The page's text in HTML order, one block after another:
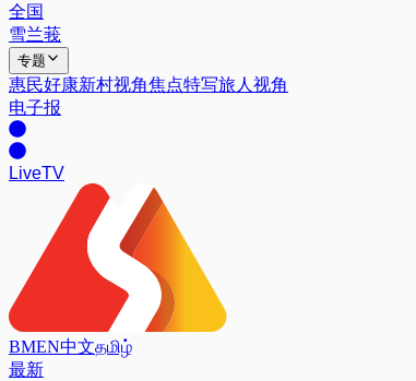
全国
雪兰莪
专题
惠民好康新村视角焦点特写旅人视角
电子报
LiveTV
BMEN中文தமிழ்
最新